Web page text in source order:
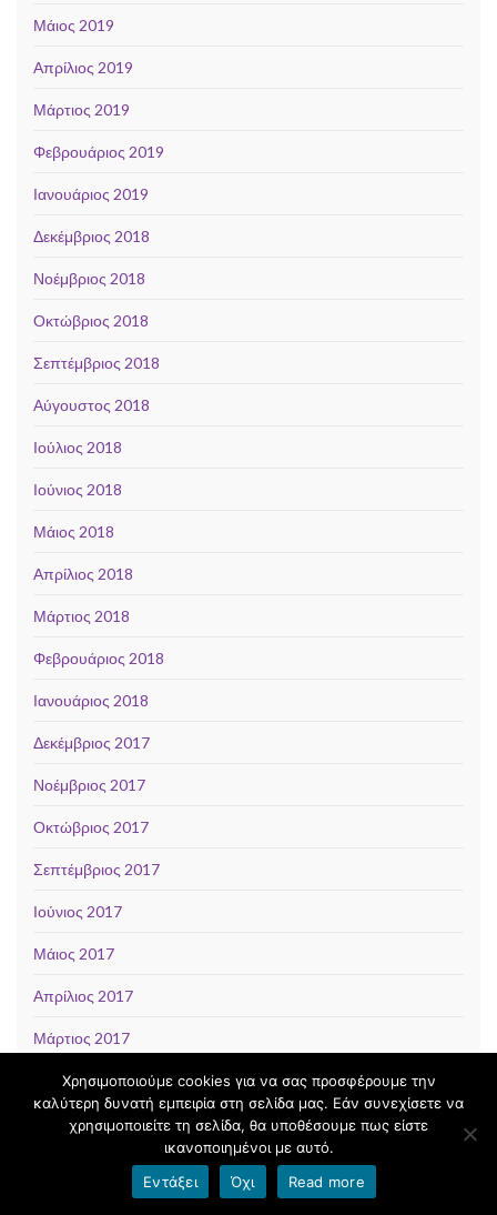
Μάιος 2019
Απρίλιος 2019
Μάρτιος 2019
Φεβρουάριος 2019
Ιανουάριος 2019
Δεκέμβριος 2018
Νοέμβριος 2018
Οκτώβριος 2018
Σεπτέμβριος 2018
Αύγουστος 2018
Ιούλιος 2018
Ιούνιος 2018
Μάιος 2018
Απρίλιος 2018
Μάρτιος 2018
Φεβρουάριος 2018
Ιανουάριος 2018
Δεκέμβριος 2017
Νοέμβριος 2017
Οκτώβριος 2017
Σεπτέμβριος 2017
Ιούνιος 2017
Μάιος 2017
Απρίλιος 2017
Μάρτιος 2017
Φεβρουάριος 2017
Ιανουάριος 2017
Δεκέμβριος 2016
Χρησιμοποιούμε cookies για να σας προσφέρουμε την
καλύτερη δυνατή εμπειρία στη σελίδα μας. Εάν συνεχίσετε να
χρησιμοποιείτε τη σελίδα, θα υποθέσουμε πως είστε
ικανοποιημένοι με αυτό.
Εντάξει
Όχι Read more